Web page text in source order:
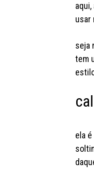
usar
seja
tem
ela